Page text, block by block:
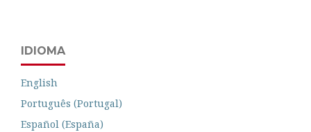
IDIOMA
English
Português (Portugal)
Español (España)